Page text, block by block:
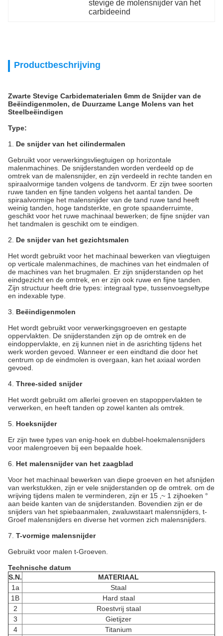
stevige de molensnijder van het
carbideeind
Productbeschrijving
Zwarte Stevige Carbidematerialen 6mm de Snijder van de
Beëindigenmolen, de Duurzame Lange Molens van het
Steelbeëindigen
Type:
1. De snijder van het cilindermalen
Gebruikt voor verwerkingsvliegtuigen op horizontale
malenmachines. De snijderstanden worden verdeeld op de
omtrek van de malensnijder, en zijn verdeeld in rechte tanden en
spiraalvormige tanden volgens de tandvorm. Er zijn twee soorten
ruwe tanden en fijne tanden volgens het aantal tanden. De
spiraalvormige het malensnijder van de tand ruwe tand heeft
weinig tanden, hoge tandsterkte, en grote spaanderruimte,
geschikt voor het ruwe machinaal bewerken; de fijne snijder van
het tandmalen is geschikt om te eindigen.
2. De snijder van het gezichtsmalen
Het wordt gebruikt voor het machinaal bewerken van vliegtuigen
op verticale malenmachines, de machines van het eindmalen of
de machines van het brugmalen. Er zijn snijderstanden op het
eindgezicht en de omtrek, en er zijn ook ruwe en fijne tanden.
Zijn structuur heeft drie types: integraal type, tussenvoegseltype
en indexable type.
3. Beëindigenmolen
Het wordt gebruikt voor verwerkingsgroeven en gestapte
oppervlakten. De snijderstanden zijn op de omtrek en de
eindoppervlakte, en zij kunnen niet in de asrichting tijdens het
werk worden gevoed. Wanneer er een eindtand die door het
centrum op de eindmolen is overgaan, kan het axiaal worden
gevoed.
4. Three-sided snijder
Het wordt gebruikt om allerlei groeven en stapoppervlakten te
verwerken, en heeft tanden op zowel kanten als omtrek.
5. Hoeksnijder
Er zijn twee types van enig-hoek en dubbel-hoekmalensnijders
voor malengroeven bij een bepaalde hoek.
6. Het malensnijder van het zaagblad
Voor het machinaal bewerken van diepe groeven en het afsnijden
van werkstukken, zijn er vele snijderstanden op de omtrek. om de
wrijving tijdens malen te verminderen, zijn er 15 ‚~ 1 zijhoeken °
aan beide kanten van de snijderstanden. Bovendien zijn er de
snijders van het spiebaanmalen, zwaluwstaart malensnijders, t-
Groef malensnijders en diverse het vormen zich malensnijders.
7. T-vormige malensnijder
Gebruikt voor malen t-Groeven.
Technische datum
S.N.
MATERIAAL
1a
Staal
1B
Hard staal
2
Roestvrij staal
3
Gietijzer
4
Titanium